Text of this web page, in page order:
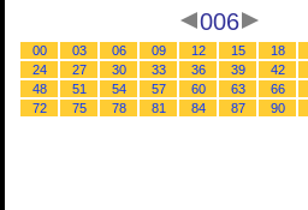
006
00 03 06 09 12 15 18
24
27 30 33 36 39 42
48
51 54 57 60 63 66
72
75 78 81 84 87 90